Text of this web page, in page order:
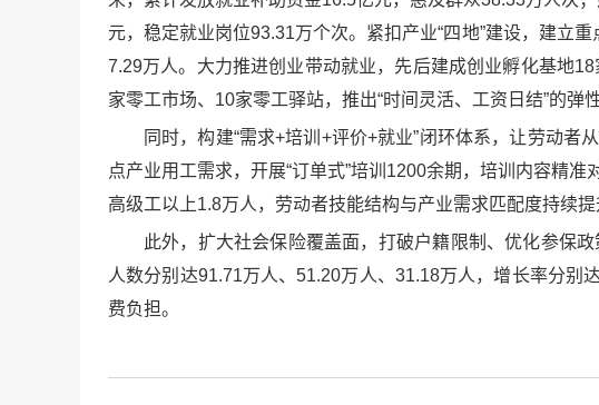
元，稳定就业岗位93.31万个次。紧扣产业“四地”建设，建立
7.29万人。大力推进创业带动就业，先后建成创业孵化基地
家零工市场、10家零工驿站，推出“时间灵活、工资日结”的弹
同时，构建“需求+培训+评价+就业”闭环体系，让劳动者
点产业用工需求，开展“订单式”培训1200余期，培训内容精
高级工以上1.8万人，劳动者技能结构与产业需求匹配度持续
此外，扩大社会保险覆盖面，打破户籍限制、优化参保
人数分别达91.71万人、51.20万人、31.18万人，增长率分别
费负担。